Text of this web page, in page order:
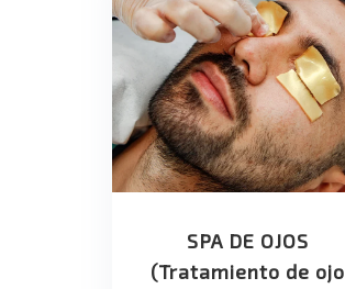
SPA DE OJOS
(Tratamiento de ojo